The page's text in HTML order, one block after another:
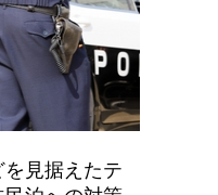
を見据えたテ